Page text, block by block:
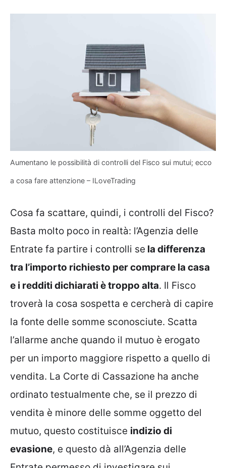
Aumentano le possibilità di controlli del Fisco sui mutui; ecco
a cosa fare attenzione – ILoveTrading
Cosa fa scattare, quindi, i controlli del Fisco?
Basta molto poco in realtà: l’Agenzia delle
Entrate fa partire i controlli se la differenza
tra l’importo richiesto per comprare la casa
e i redditi dichiarati è troppo alta. Il Fisco
troverà la cosa sospetta e cercherà di capire
la fonte delle somme sconosciute. Scatta
l’allarme anche quando il mutuo è erogato
per un importo maggiore rispetto a quello di
vendita. La Corte di Cassazione ha anche
ordinato testualmente che, se il prezzo di
vendita è minore delle somme oggetto del
mutuo, questo costituisce indizio di
evasione, e questo dà all’Agenzia delle